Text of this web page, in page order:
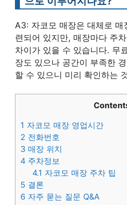
A3: 자코모 매장은 대체로 매
련되어 있지만, 매장마다 주
차이가 있을 수 있습니다. 무
장도 있으나 공간이 부족한
할 수 있으니 미리 확인하는
1 자코모 매장 영업시간
2 전화번호
3 매장 위치
4 주차정보
4.1 자코모 매장 주차 팁
5 결론
6 자주 묻는 질문 Q&A